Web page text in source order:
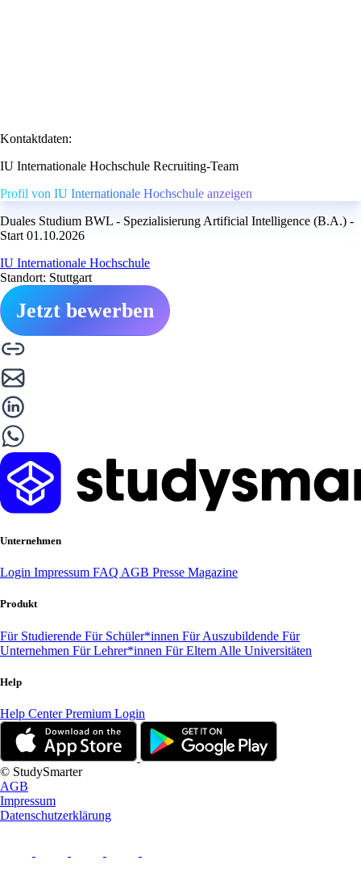
Kontaktdaten:
IU Internationale Hochschule Recruiting-Team
Profil von IU Internationale Hochschule anzeigen
Duales Studium BWL - Spezialisierung Artificial Intelligence (B.A.) -
Start 01.10.2026
IU Internationale Hochschule
Standort: Stuttgart
Jetzt bewerben
Unternehmen
Login Impressum FAQ AGB Presse Magazine
Produkt
Für Studierende Für Schüler*innen Für Auszubildende Für
Unternehmen Für Lehrer*innen Für Eltern Alle Universitäten
Help
Help CenterPremium Login
© StudySmarter
AGB
Impressum
Datenschutzerklärung